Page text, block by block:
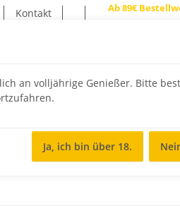
Ab 89€
Kontakt
an volljährige Genießer. Bitte
Ja, ich bin über 18.